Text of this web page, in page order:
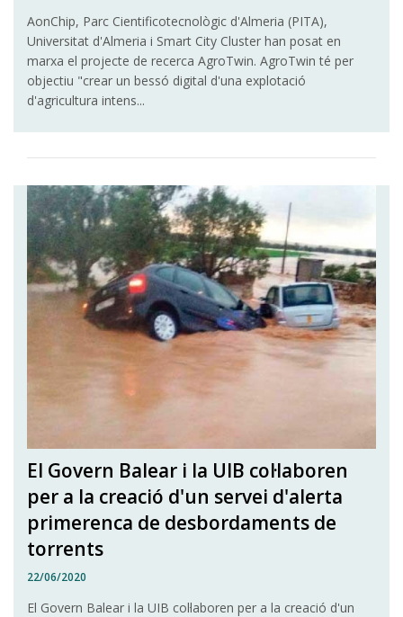
AonChip, Parc Cientificotecnològic d'Almeria (PITA),
Universitat d'Almeria i Smart City Cluster han posat en
marxa el projecte de recerca AgroTwin. AgroTwin té per
objectiu "crear un bessó digital d'una explotació
d'agricultura intens...
El Govern Balear i la UIB col·laboren
per a la creació d'un servei d'alerta
primerenca de desbordaments de
torrents
22/06/2020
El Govern Balear i la UIB col·laboren per a la creació d'un